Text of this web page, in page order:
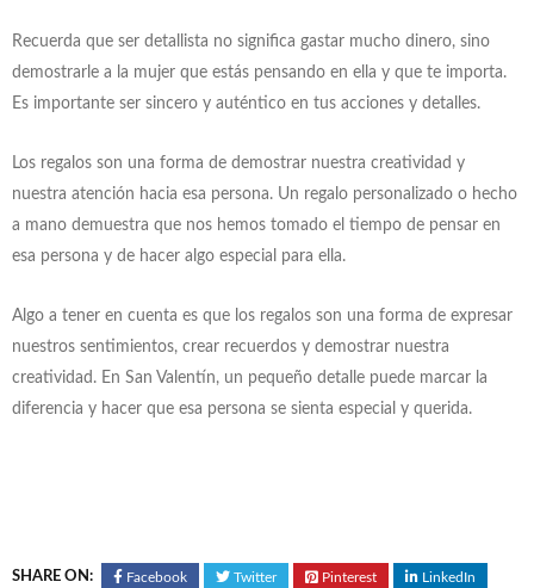
Recuerda que ser detallista no significa gastar mucho dinero, sino
demostrarle a la mujer que estás pensando en ella y que te importa.
Es importante ser sincero y auténtico en tus acciones y detalles.
Los regalos son una forma de demostrar nuestra creatividad y
nuestra atención hacia esa persona. Un regalo personalizado o hecho
a mano demuestra que nos hemos tomado el tiempo de pensar en
esa persona y de hacer algo especial para ella.
Algo a tener en cuenta es que los regalos son una forma de expresar
nuestros sentimientos, crear recuerdos y demostrar nuestra
creatividad. En San Valentín, un pequeño detalle puede marcar la
diferencia y hacer que esa persona se sienta especial y querida.
SHARE ON: Facebook Twitter Pinterest LinkedIn